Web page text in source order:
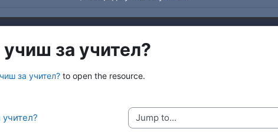
за учител?
за учител? to open the resource.
Jump to...